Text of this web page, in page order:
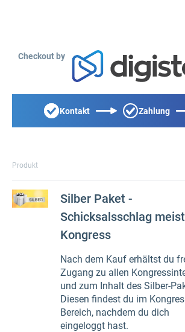
Checkout by
Kontakt Zahlung
Produkt
Silber Paket -
Schicksalsschlag
Kongress
Nach dem Kauf erhältst du
Zugang zu allen
und zum Inhalt des Silber-
Diesen findest du im
Bereich, nachdem du dich
eingeloggt hast.